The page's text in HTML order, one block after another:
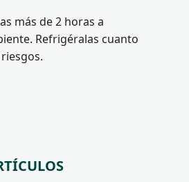
más de 2 horas a
Refrigéralas cuanto